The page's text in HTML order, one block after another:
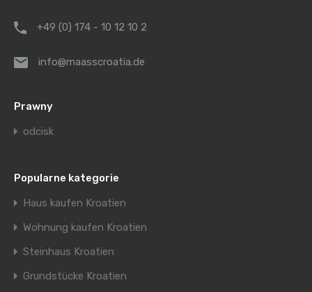
+49 (0) 174 - 10 12 10 2
info@maasscroatia.de
Prawny
odcisk
Popularne kategorie
Haus kaufen Kroatien
Wohnung kaufen Kroatien
Steinhaus Kroatien
Grundstücke Kroatien